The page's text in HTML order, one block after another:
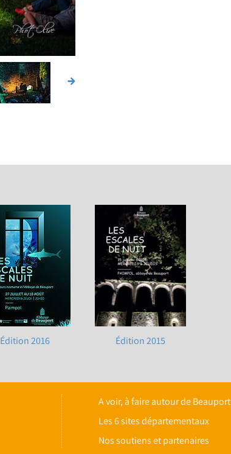
Édition 2016 Édition 2015
A voir, à faire autour de Beauport
Les 6 sites départementaux
Nos soutiens et partenaires